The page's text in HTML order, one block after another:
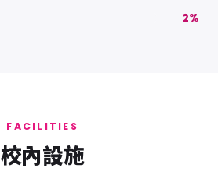
2%
FACILITIES
校內設施